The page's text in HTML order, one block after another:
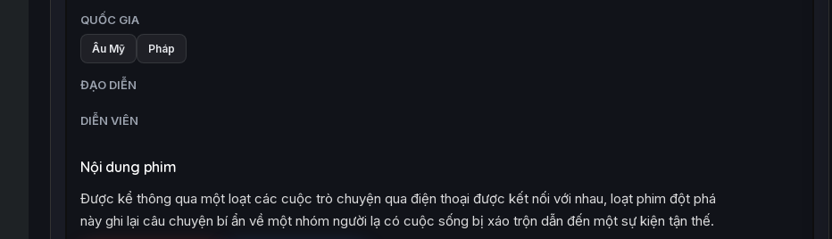
QUỐC GIA
Âu Mỹ Pháp
ĐẠO DIỄN
DIỄN VIÊN
Nội dung phim
Được kể thông qua một loạt các cuộc trò chuyện qua điện thoại được kết nối với nhau, loạt phim đột phá
này ghi lại câu chuyện bí ẩn về một nhóm người lạ có cuộc sống bị xáo trộn dẫn đến một sự kiện tận thế.